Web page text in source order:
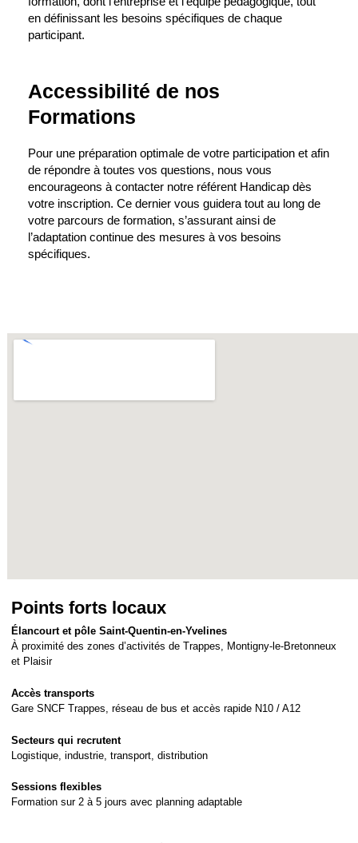
en définissant les besoins spécifiques de chaque
participant.
Accessibilité de nos
Formations
Pour une préparation optimale de votre participation et afin
de répondre à toutes vos questions, nous vous
encourageons à contacter notre référent Handicap dès
votre inscription. Ce dernier vous guidera tout au long de
votre parcours de formation, s’assurant ainsi de
l’adaptation continue des mesures à vos besoins
spécifiques.
Points forts locaux
Élancourt et pôle Saint-Quentin-en-Yvelines
À proximité des zones d’activités de Trappes, Montigny-le-Bretonneux
et Plaisir
Accès transports
Gare SNCF Trappes, réseau de bus et accès rapide N10 / A12
Secteurs qui recrutent
Logistique, industrie, transport, distribution
Sessions flexibles
Formation sur 2 à 5 jours avec planning adaptable